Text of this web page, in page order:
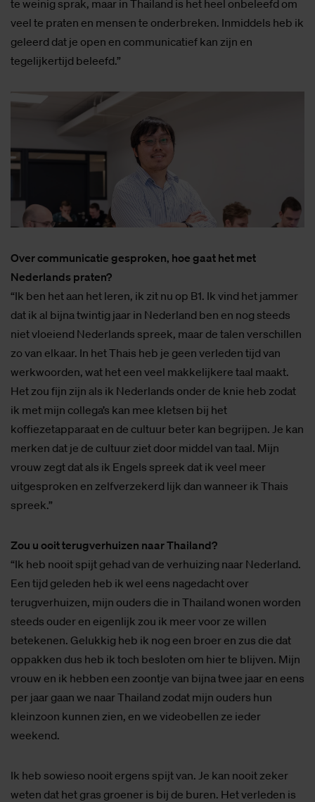
te weinig sprak, maar in Thailand is het heel onbeleefd om
veel te praten en mensen te onderbreken. Inmiddels heb ik
geleerd dat je open en communicatief kan zijn en
tegelijkertijd beleefd.”
Over communicatie gesproken, hoe gaat het met
Nederlands praten?
“Ik ben het aan het leren, ik zit nu op B1. Ik vind het jammer
dat ik al bijna twintig jaar in Nederland ben en nog steeds
niet vloeiend Nederlands spreek, maar de talen verschillen
zo van elkaar. In het Thais heb je geen verleden tijd van
werkwoorden, wat het een veel makkelijkere taal maakt.
Het zou fijn zijn als ik Nederlands onder de knie heb zodat
ik met mijn collega’s kan mee kletsen bij het
koffiezetapparaat en de cultuur beter kan begrijpen. Je kan
merken dat je de cultuur ziet door middel van taal. Mijn
vrouw zegt dat als ik Engels spreek dat ik veel meer
uitgesproken en zelfverzekerd lijk dan wanneer ik Thais
spreek.”
Zou u ooit terugverhuizen naar Thailand?
“Ik heb nooit spijt gehad van de verhuizing naar Nederland.
Een tijd geleden heb ik wel eens nagedacht over
terugverhuizen, mijn ouders die in Thailand wonen worden
steeds ouder en eigenlijk zou ik meer voor ze willen
betekenen. Gelukkig heb ik nog een broer en zus die dat
oppakken dus heb ik toch besloten om hier te blijven. Mijn
vrouw en ik hebben een zoontje van bijna twee jaar en eens
per jaar gaan we naar Thailand zodat mijn ouders hun
kleinzoon kunnen zien, en we videobellen ze ieder
weekend.
Ik heb sowieso nooit ergens spijt van. Je kan nooit zeker
weten dat het gras groener is bij de buren. Het verleden is